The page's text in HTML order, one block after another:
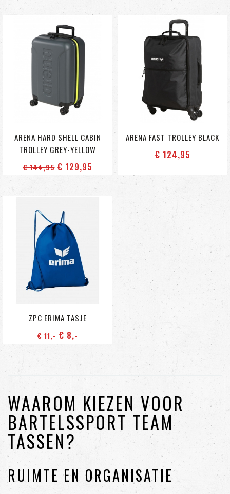
ARENA HARD SHELL CABIN
TROLLEY GREY-YELLOW
€ 144,95€ 129,95
ARENA FAST TROLLEY BLACK
€ 124,95
ZPC ERIMA TASJE
€ 11,-€ 8,-
WAAROM KIEZEN VOOR
BARTELSSPORT TEAM
TASSEN?
RUIMTE EN ORGANISATIE